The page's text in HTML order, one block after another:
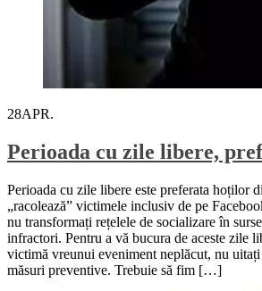
28APR.
Perioada cu zile libere,
Perioada cu zile libere este preferata hoților
„racolează” victimele inclusiv de pe
nu transformați rețelele de socializare în
infractori. Pentru a vă bucura de aceste zile
victimă vreunui eveniment neplăcut, nu uitați
măsuri preventive. Trebuie să fim […]